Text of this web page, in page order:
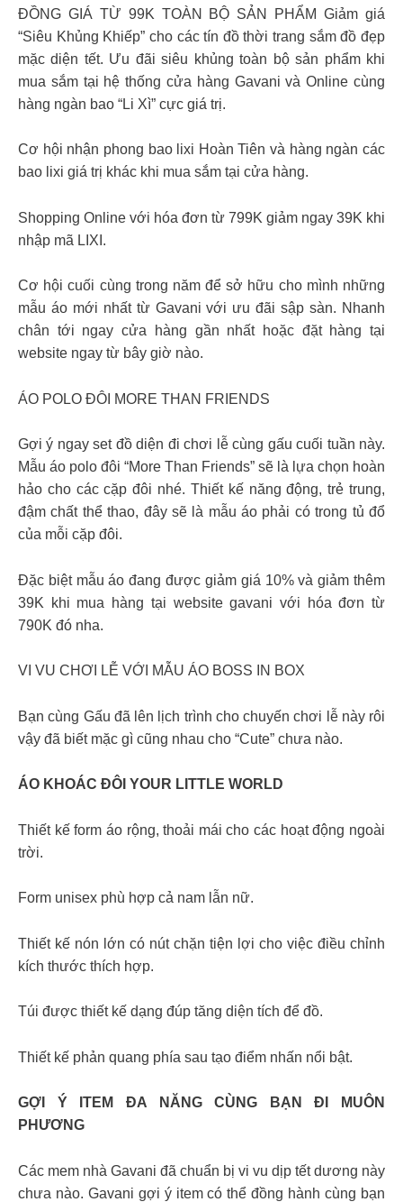
ĐỒNG GIÁ TỪ 99K TOÀN BỘ SẢN PHẨM Giảm giá
“Siêu Khủng Khiếp” cho các tín đồ thời trang sắm đồ đẹp
mặc diện tết. Ưu đãi siêu khủng toàn bộ sản phẩm khi
mua sắm tại hệ thống cửa hàng Gavani và Online cùng
hàng ngàn bao “Li Xì” cực giá trị.
Cơ hội nhận phong bao lixi Hoàn Tiên và hàng ngàn các
bao lixi giá trị khác khi mua sắm tại cửa hàng.
Shopping Online với hóa đơn từ 799K giảm ngay 39K khi
nhập mã LIXI.
Cơ hội cuối cùng trong năm để sở hữu cho mình những
mẫu áo mới nhất từ Gavani với ưu đãi sập sàn. Nhanh
chân tới ngay cửa hàng gần nhất hoặc đặt hàng tại
website ngay từ bây giờ nào.
ÁO POLO ĐÔI MORE THAN FRIENDS
Gợi ý ngay set đồ diện đi chơi lễ cùng gấu cuối tuần này.
Mẫu áo polo đôi “More Than Friends” sẽ là lựa chọn hoàn
hảo cho các cặp đôi nhé. Thiết kế năng động, trẻ trung,
đậm chất thể thao, đây sẽ là mẫu áo phải có trong tủ đổ
của mỗi cặp đôi.
Đặc biệt mẫu áo đang được giảm giá 10% và giảm thêm
39K khi mua hàng tại website gavani với hóa đơn từ
790K đó nha.
VI VU CHƠI LỄ VỚI MẪU ÁO BOSS IN BOX
Bạn cùng Gấu đã lên lịch trình cho chuyến chơi lễ này rôi
vậy đã biết mặc gì cũng nhau cho “Cute” chưa nào.
ÁO KHOÁC ĐÔI YOUR LITTLE WORLD
Thiết kế form áo rộng, thoải mái cho các hoạt động ngoài
trời.
Form unisex phù hợp cả nam lẫn nữ.
Thiết kế nón lớn có nút chặn tiện lợi cho việc điều chỉnh
kích thước thích hợp.
Túi được thiết kế dạng đúp tăng diện tích để đồ.
Thiết kế phản quang phía sau tạo điểm nhấn nổi bật.
GỢI Ý ITEM ĐA NĂNG CÙNG BẠN ĐI MUÔN
PHƯƠNG
Các mem nhà Gavani đã chuẩn bị vi vu dịp tết dương này
chưa nào. Gavani gợi ý item có thể đồng hành cùng bạn